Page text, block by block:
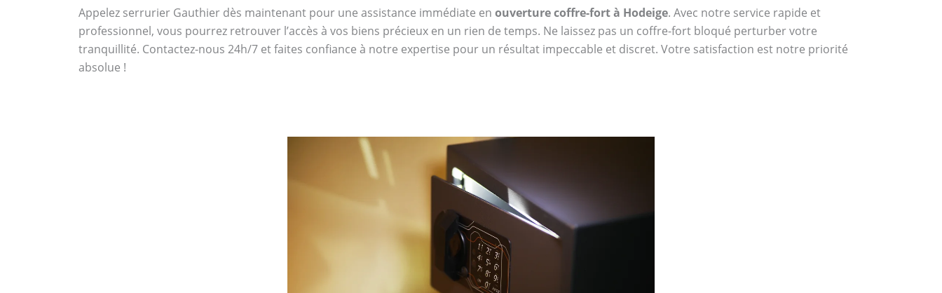
Appelez serrurier Gauthier dès maintenant pour une assistance immédiate en ouverture coffre-fort à Hodeige. Avec notre service rapide et
professionnel, vous pourrez retrouver l’accès à vos biens précieux en un rien de temps. Ne laissez pas un coffre-fort bloqué perturber votre
tranquillité. Contactez-nous 24h/7 et faites confiance à notre expertise pour un résultat impeccable et discret. Votre satisfaction est notre priorité
absolue !